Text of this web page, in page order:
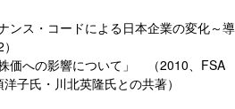
ンス・コードによる日本企業の変化～導
）
価への影響について」 （2010
FSA
子氏・川北英隆氏との共著）